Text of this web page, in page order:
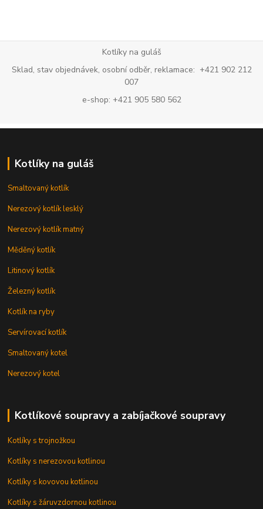
Kotlíky na guláš
Sklad, stav objednávek, osobní odběr, reklamace: +421 902 212
007
e-shop: +421 905 580 562
Kotlíky na guláš
Smaltovaný kotlík
Nerezový kotlík lesklý
Nerezový kotlík matný
Měděný kotlík
Litinový kotlík
Železný kotlík
Kotlík na ryby
Servírovací kotlík
Smaltovaný kotel
Nerezový kotel
Kotlíkové soupravy a zabíjačkové soupravy
Kotlíky s trojnožkou
Kotlíky s nerezovou kotlinou
Kotlíky s kovovou kotlinou
Kotlíky s žáruvzdornou kotlinou